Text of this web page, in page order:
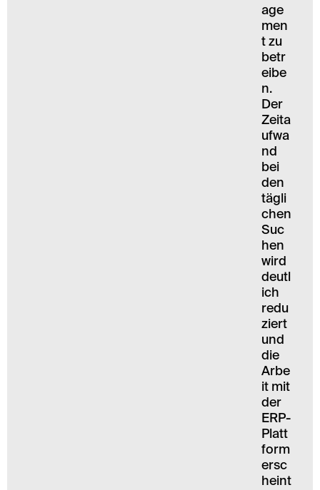
age
men
t zu
betr
eibe
n.
Der
Zeita
ufwa
nd
bei
den
tägli
chen
Suc
hen
wird
deutl
ich
redu
ziert
und
die
Arbe
it mit
der
ERP-
Platt
form
ersc
heint